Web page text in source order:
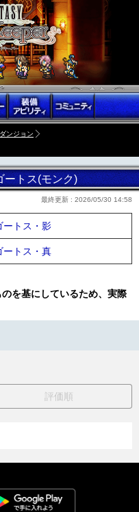
ンジョン
ートス(モンク)
最終更新 : 2026/05/30 14:58
ートス・影
ートス・真
を基にしているため、実際
評価順